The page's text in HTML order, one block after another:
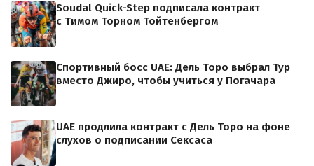
Soudal Quick-Step подписала контракт
с Тимом Торном Тойтенбергом
Спортивный босс UAE: Дель Торо выбрал Тур
вместо Джиро, чтобы учиться у Погачара
UAE продлила контракт с Дель Торо на фоне
слухов о подписании Сексаса